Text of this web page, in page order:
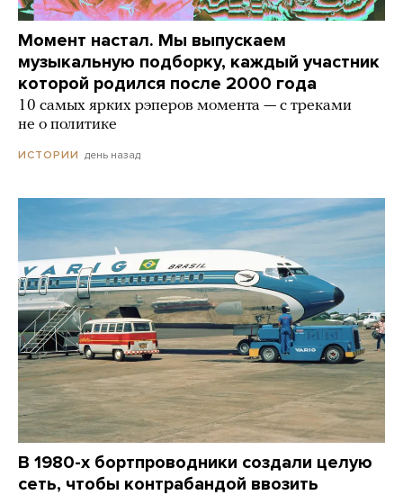
Момент настал. Мы выпускаем
музыкальную подборку, каждый участник
которой родился после 2000 года
10 самых ярких рэперов момента — с треками
не о политике
ИСТОРИИ день назад
В 1980-х бортпроводники создали целую
сеть, чтобы контрабандой ввозить